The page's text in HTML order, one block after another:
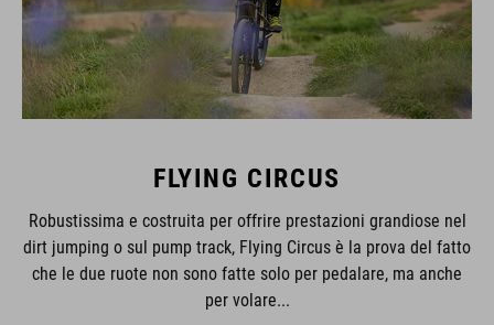
FLYING CIRCUS
Robustissima e costruita per offrire prestazioni grandiose nel
dirt jumping o sul pump track, Flying Circus è la prova del fatto
che le due ruote non sono fatte solo per pedalare, ma anche
per volare...